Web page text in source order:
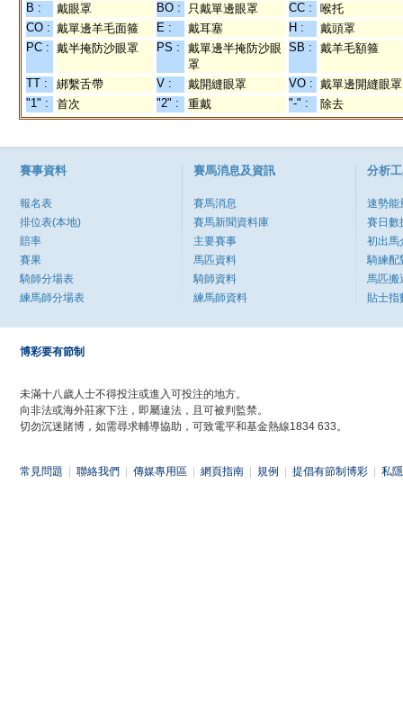
B : 戴眼罩 BO : 只戴單邊眼罩 CC :
喉托
CO : 戴單邊羊毛面箍 E : 戴耳塞 H :
戴頭罩
PC : 戴半掩防沙眼罩 PS :
戴單邊半掩防沙眼
罩
SB : 戴羊毛額箍
TT : 綁繫舌帶 V : 戴開縫眼罩 VO : 戴單邊開縫眼罩
"1" :
首次 "2" : 重戴 "-" : 除去
賽事資料
報名表
排位表(本地)
賠率
賽果
騎師分場表
練馬師分場表
賽馬消息及資訊
賽馬消息
賽馬新聞資料庫
主要賽事
馬匹資料
騎師資料
練馬師資料
分析
速勢能
賽日數
初出馬
騎練配
馬匹搬
貼士指
博彩要有節制
未滿十八歲人士不得投注或進入可投注的地方。
向非法或海外莊家下注，即屬違法，且可被判監禁。
切勿沉迷賭博，如需尋求輔導協助，可致電平和基金熱線1834 633。
常見問題 聯絡我們 傳媒專用區 網頁指南 規例 提倡有節制博彩 私